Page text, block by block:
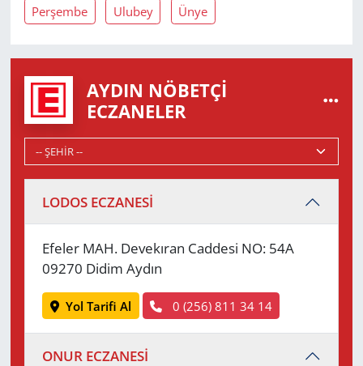
Perşembe Ulubey Ünye
AYDIN NÖBETÇI
ECZANELER
LODOS ECZANESİ
Efeler MAH. Devekıran Caddesi NO: 54A
09270 Didim Aydın
Yol Tarifi Al 0 (256) 811 34 14
ONUR ECZANESİ